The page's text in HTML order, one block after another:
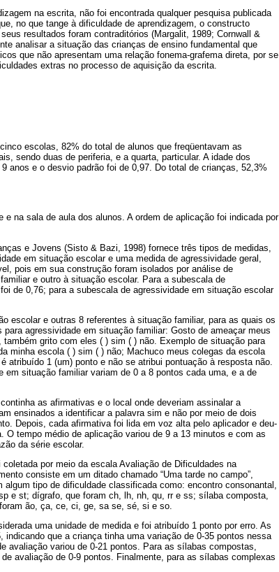
na escrita, não foi encontrada qualquer pesquisa publicada
no que tange à dificuldade de aprendizagem, o constructo
resultados foram contraditórios (Margalit, 1989; Cornwall &
analisar a situação das crianças de ensino fundamental que
que não apresentam uma relação fonema-grafema direta, por se
extras no processo de aquisição da escrita.
escolas, 82% do total de alunos que freqüentavam as
sendo duas de periferia, e a quarta, particular. A idade dos
anos e o desvio padrão foi de 0,97. Do total de crianças, 52,3%
na sala de aula dos alunos. A ordem de aplicação foi indicada por
e Jovens (Sisto & Bazi, 1998) fornece três tipos de medidas,
em situação escolar e uma medida de agressividade geral,
pois em sua construção foram isolados por análise de
e outro à situação escolar. Para a subescala de
de 0,76; para a subescala de agressividade em situação escolar
escolar e outras 8 referentes à situação familiar, para as quais os
agressividade em situação familiar: Gosto de ameaçar meus
grito com eles ( ) sim ( ) não. Exemplo de situação para
minha escola ( ) sim ( ) não; Machuco meus colegas da escola
1 (um) ponto e não se atribui pontuação à resposta não.
situação familiar variam de 0 a 8 pontos cada uma, e a de
as afirmativas e o local onde deveriam assinalar a
ensinados a identificar a palavra sim e não por meio de dois
Depois, cada afirmativa foi lida em voz alta pelo aplicador e deu-
tempo médio de aplicação variou de 9 a 13 minutos e com as
da série escolar.
por meio da escala Avaliação de Dificuldades na
consiste em um ditado chamado “Uma tarde no campo”,
tipo de dificuldade classificada como: encontro consonantal,
e st; dígrafo, que foram ch, lh, nh, qu, rr e ss; sílaba composta,
ão, ça, ce, ci, ge, sa se, sé, si e so.
uma unidade de medida e foi atribuído 1 ponto por erro. As
que a criança tinha uma variação de 0-35 pontos nessa
avaliação variou de 0-21 pontos. Para as sílabas compostas,
avaliação de 0-9 pontos. Finalmente, para as sílabas complexas